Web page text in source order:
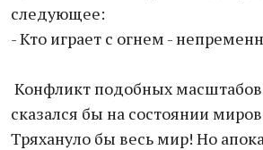
следующее:
- Кто играет с огнем -
Конфликт подобных
сказался бы на состоянии
Тряхануло бы весь мир! Но